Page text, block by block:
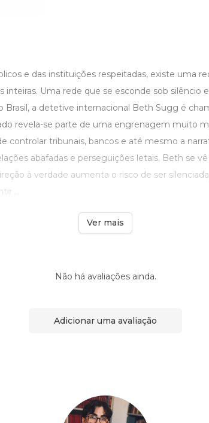
e das instituições respeitadas, existe uma
inteiras. Uma rede que se esconde sob silêncio
Brasil, a detetive internacional Beth Sugg é
revela-se parte de uma engrenagem muito
controlar tribunais, bancos e até mesmo a
abafadas e perseguições letais, Beth se
à verdade aumenta o risco de ser
...
Ver mais
Não há avaliações ainda.
Adicionar uma avaliação